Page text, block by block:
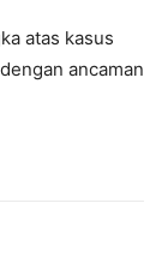
atas kasus
ancaman